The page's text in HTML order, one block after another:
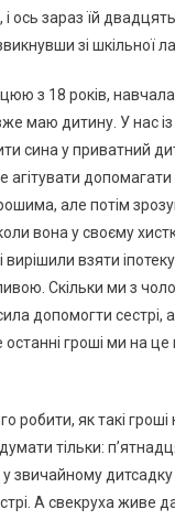
і ось зараз їй
зі шкільної
з 18 років,
маю дитину. У нас
сина у приватний
агітувати
але потім
вона у своєму
вирішили взяти
Скільки ми з
допомогти сестрі,
останні гроші ми на
робити, як такі
тільки:
звичайному
А свекруха живе